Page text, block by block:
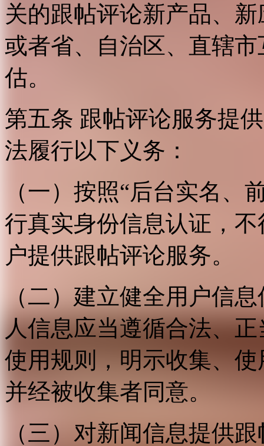
关的跟帖评论新产品、
或者省、自治区、直辖
估。
第五条 跟帖评论服务提
法履行以下义务：
（一）按照“后台实名、
行真实身份信息认证，
户提供跟帖评论服务。
（二）建立健全用户信
人信息应当遵循合法、
使用规则，明示收集、
并经被收集者同意。
（三）对新闻信息提供